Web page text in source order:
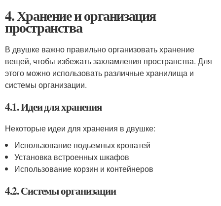
4. Хранение и организация
пространства
В двушке важно правильно организовать хранение
вещей, чтобы избежать захламления пространства. Для
этого можно использовать различные хранилища и
системы организации.
4.1. Идеи для хранения
Некоторые идеи для хранения в двушке:
Использование подьемных кроватей
Установка встроенных шкафов
Использование корзин и контейнеров
4.2. Системы организации